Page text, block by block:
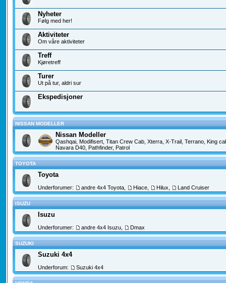
Nyheter
Følg med her!
Aktiviteter
Om våre aktiviteter
Treff
Kjøretreff
Turer
Ut på tur, aldri sur
Ekspedisjoner
NISSAN MODELLER
Nissan Modeller
Qashqai, Modifisert, Titan Crew Cab, Xterra, X-Trail, Terrano, King
Navara D40, Pathfinder, Patrol
TOYOTA
Toyota
Underforumer: andre 4x4 Toyota, Hiace, Hilux Land Cruiser
ISUZU
Isuzu
Underforumer: andre 4x4 Isuzu, Dmax
SUZUKI
Suzuki 4x4
Underforum: Suzuki 4x4